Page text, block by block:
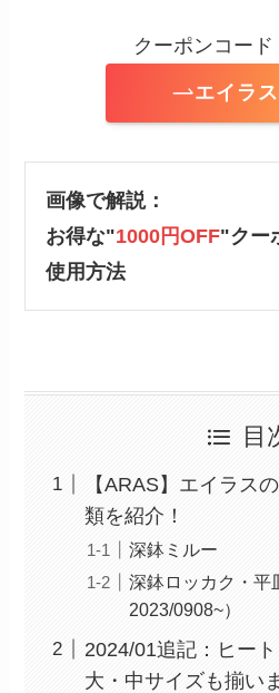
クーポンコード
エイラ
画像で解説：
お得な"1000円OFF"クー
使用方法
目
【ARAS】エイラス
類を紹介！
深鉢ミルー
深鉢ロッカク・平
2023/0908~）
2024/01追記：ヒー
大・中サイズも揃い